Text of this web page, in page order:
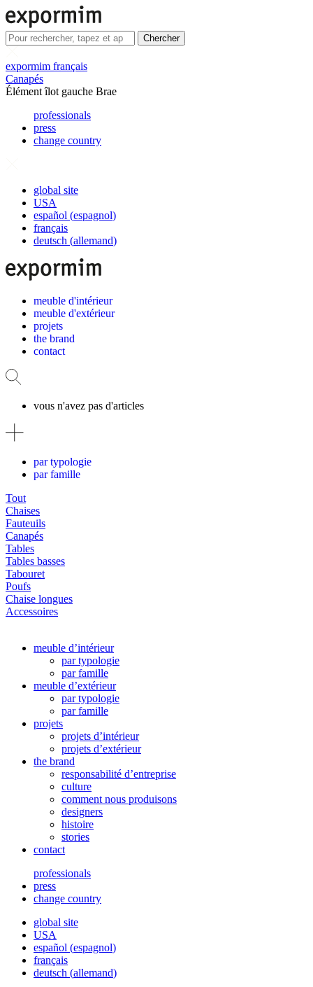
Chercher
expormim français
Canapés
Élément îlot gauche Brae
professionals
press
change country
global site
USA
español (espagnol)
français
deutsch (allemand)
meuble d'intérieur
meuble d'extérieur
projets
the brand
contact
vous n'avez pas d'articles
par typologie
par famille
Tout
Chaises
Fauteuils
Canapés
Tables
Tables basses
Tabouret
Poufs
Chaise longues
Accessoires
meuble d’intérieur
par typologie
par famille
meuble d’extérieur
par typologie
par famille
projets
projets d’intérieur
projets d’extérieur
the brand
responsabilité d’entreprise
culture
comment nous produisons
designers
histoire
stories
contact
professionals
press
change country
global site
USA
español (espagnol)
français
deutsch (allemand)